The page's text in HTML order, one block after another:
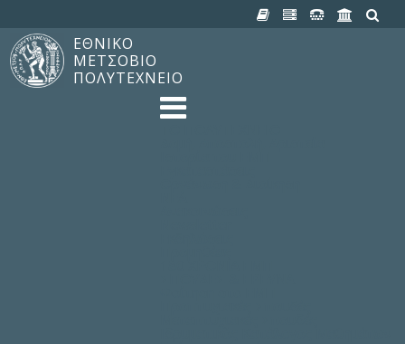
ΕΘΝΙΚΟ
ΜΕΤΣΟΒΙΟ
ΠΟΛΥΤΕΧΝΕΙΟ